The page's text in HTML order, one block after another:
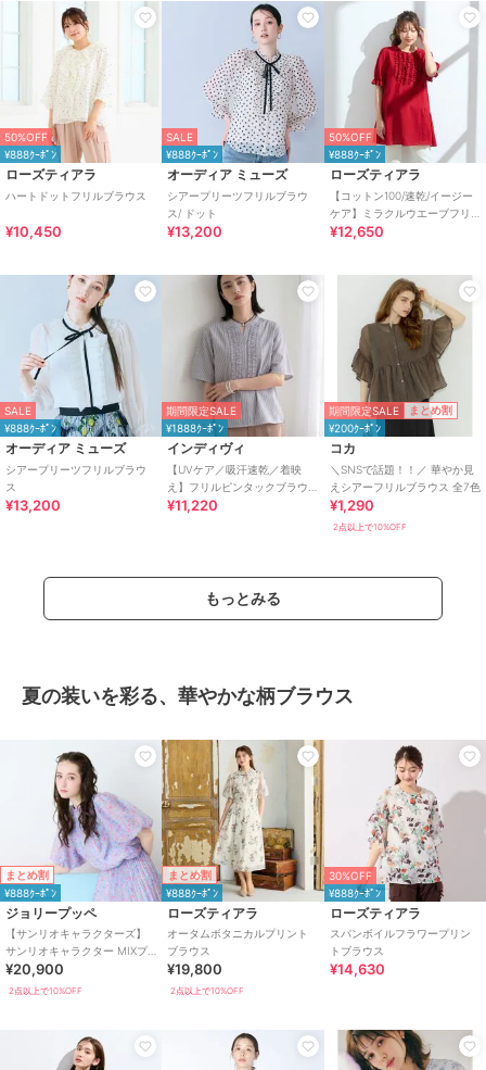
50%OFF
¥888ｸｰﾎﾟﾝ
ローズティアラ
ハートドットフリルブラウス
¥10,450
SALE
¥888ｸｰﾎﾟﾝ
オーディア ミューズ
シアープリーツフリルブラウ
ス/ ドット
¥13,200
50%OFF
¥888ｸｰﾎﾟﾝ
ローズティアラ
【コットン100/速乾/イージー
ケア】ミラクルウエーブフリ
ルチュニック
¥12,650
SALE
¥888ｸｰﾎﾟﾝ
オーディア ミューズ
シアープリーツフリルブラウ
ス
¥13,200
期間限定SALE
¥1888ｸｰﾎﾟﾝ
インディヴィ
【UVケア／吸汗速乾／着映
え】フリルピンタックブラウ
ス
¥11,220
期間限定SALE まとめ割
¥200ｸｰﾎﾟﾝ
コカ
＼SNSで話題！！／ 華やか見
えシアーフリルブラウス 全7色
¥1,290
2点以上で10%OFF
もっとみる
夏の装いを彩る、華やかな柄ブラウス
まとめ割
¥888ｸｰﾎﾟﾝ
ジョリープッペ
【サンリオキャラクターズ】
サンリオキャラクター MIXプ
リントブラウス
¥20,900
2点以上で10%OFF
まとめ割
¥888ｸｰﾎﾟﾝ
ローズティアラ
オータムボタニカルプリント
ブラウス
¥19,800
2点以上で10%OFF
30%OFF
¥888ｸｰﾎﾟﾝ
ローズティアラ
スパンボイルフラワープリン
トブラウス
¥14,630